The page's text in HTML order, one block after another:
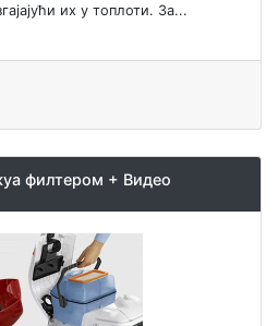
их у топлоти. За...
филтером + Видео